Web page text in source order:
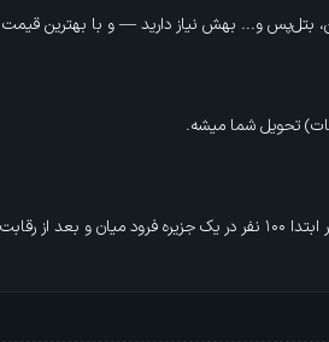
و... بهش نیاز دارید — و با بهترین قیمت
میشه.